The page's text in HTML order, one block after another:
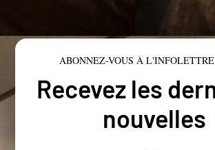
ABONNEZ-VOUS À
Recevez les
nouvelles